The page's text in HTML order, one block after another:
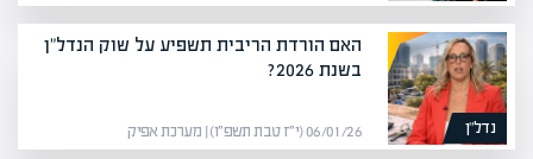
נדל”ן
האם הורדת הריבית תשפיע על שוק הנדל"ן
בשנת 2026?
06/01/26 (י״ז טבת תשפ״ו) | מערכת אפיק